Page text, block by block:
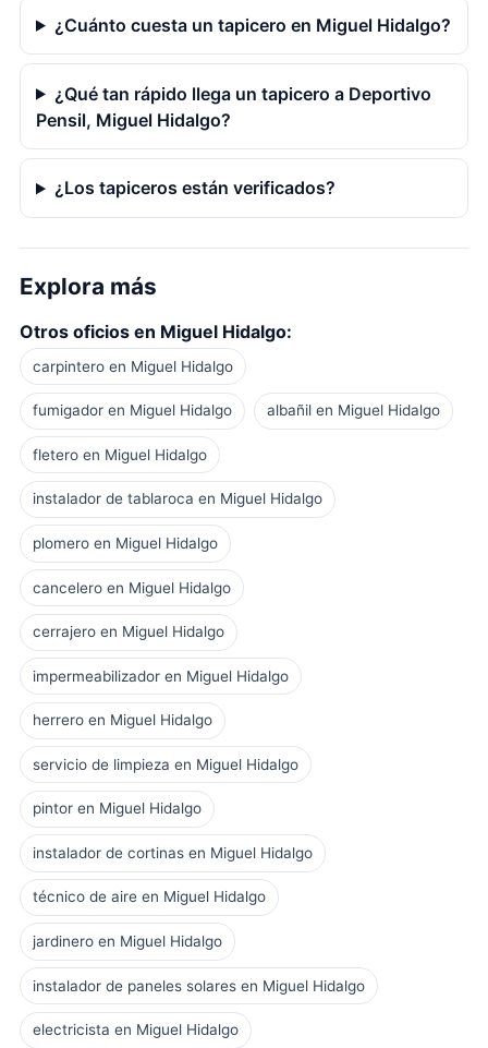
¿Cuánto cuesta un tapicero en Miguel Hidalgo?
¿Qué tan rápido llega un tapicero a Deportivo
Pensil, Miguel Hidalgo?
¿Los tapiceros están verificados?
Explora más
Otros oficios en Miguel Hidalgo:
carpintero en Miguel Hidalgo
fumigador en Miguel Hidalgo albañil en Miguel Hidalgo
fletero en Miguel Hidalgo
instalador de tablaroca en Miguel Hidalgo
plomero en Miguel Hidalgo
cancelero en Miguel Hidalgo
cerrajero en Miguel Hidalgo
impermeabilizador en Miguel Hidalgo
herrero en Miguel Hidalgo
servicio de limpieza en Miguel Hidalgo
pintor en Miguel Hidalgo
instalador de cortinas en Miguel Hidalgo
técnico de aire en Miguel Hidalgo
jardinero en Miguel Hidalgo
instalador de paneles solares en Miguel Hidalgo
electricista en Miguel Hidalgo